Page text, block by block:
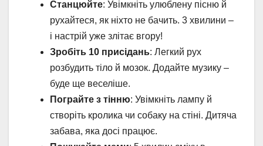
Станцюйте: Увімкніть улюблену пісню й
рухайтеся, як ніхто не бачить. 3 хвилини –
і настрій уже злітає вгору!
Зробіть 10 присідань: Легкий рух
розбудить тіло й мозок. Додайте музику –
буде ще веселіше.
Пограйте з тінню: Увімкніть лампу й
створіть кролика чи собаку на стіні. Дитяча
забава, яка досі працює.